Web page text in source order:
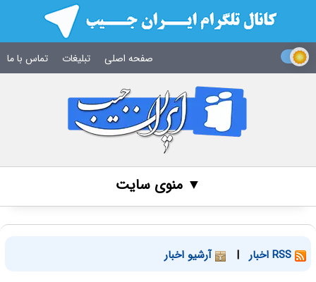
صفحه اصلی تبلیغات تماس با ما
▼ منوی سایت
| آرشیو اخبار